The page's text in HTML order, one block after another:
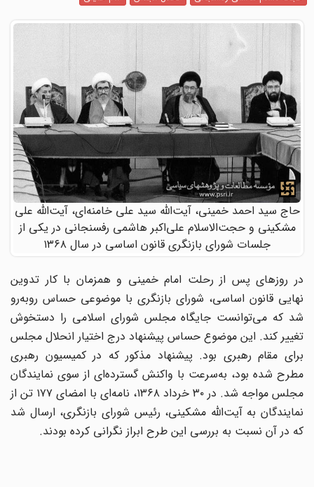
حاج سید احمد خمینی، آیت‌الله سید علی خامنه‌ای، آیت‌الله علی
مشکینی و حجت‌الاسلام علی‌اکبر هاشمی رفسنجانی در یکی از
جلسات شورای بازنگری قانون اساسی در سال ۱۳۶۸
در روزهای پس از رحلت امام خمینی و همزمان با کار تدوین
نهایی قانون اساسی، شورای بازنگری با موضوعی حساس روبه‌رو
شد که می‌توانست جایگاه مجلس شورای اسلامی را دستخوش
تغییر کند. این موضوع حساس پیشنهاد درج اختیار انحلال مجلس
برای مقام رهبری بود. پیشنهاد مذکور که در کمیسیون رهبری
مطرح شده بود، به‌سرعت با واکنش گسترده‌ای از سوی نمایندگان
مجلس مواجه شد. در ۳۰ خرداد ۱۳۶۸، نامه‌ای با امضای ۱۷۷ تن از
نمایندگان به آیت‌الله مشکینی، رئیس شورای بازنگری، ارسال شد
که در آن نسبت به بررسی این طرح ابراز نگرانی کرده بودند.